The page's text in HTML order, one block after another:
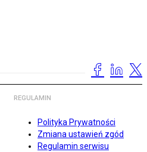
REGULAMIN
Polityka Prywatności
Zmiana ustawień zgód
Regulamin serwisu